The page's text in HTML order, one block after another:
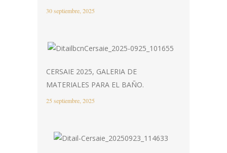
30 septiembre, 2025
CERSAIE 2025, GALERIA DE
MATERIALES PARA EL BAÑO.
25 septiembre, 2025